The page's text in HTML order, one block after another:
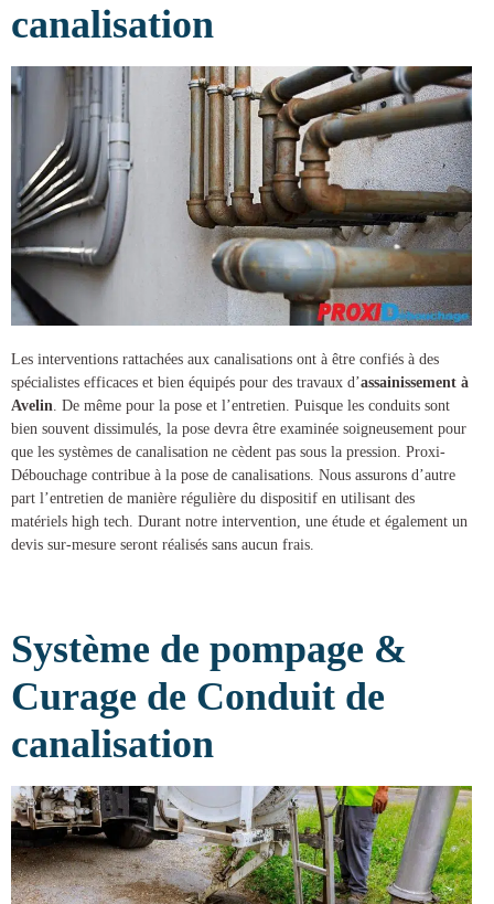
canalisation
Les interventions rattachées aux canalisations ont à être confiés à des
spécialistes efficaces et bien équipés pour des travaux d’assainissement à
Avelin. De même pour la pose et l’entretien. Puisque les conduits sont
bien souvent dissimulés, la pose devra être examinée soigneusement pour
que les systèmes de canalisation ne cèdent pas sous la pression. Proxi-
Débouchage contribue à la pose de canalisations. Nous assurons d’autre
part l’entretien de manière régulière du dispositif en utilisant des
matériels high tech. Durant notre intervention, une étude et également un
devis sur-mesure seront réalisés sans aucun frais.
Système de pompage &
Curage de Conduit de
canalisation